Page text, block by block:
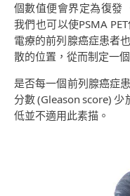
個數值便會界定為復發
我們也可以使PSMA
電療的前列腺癌症患者
散的位置，從而制定一
是否每一個前列腺癌症
分數 (Gleason score)
低並不適用此素描。